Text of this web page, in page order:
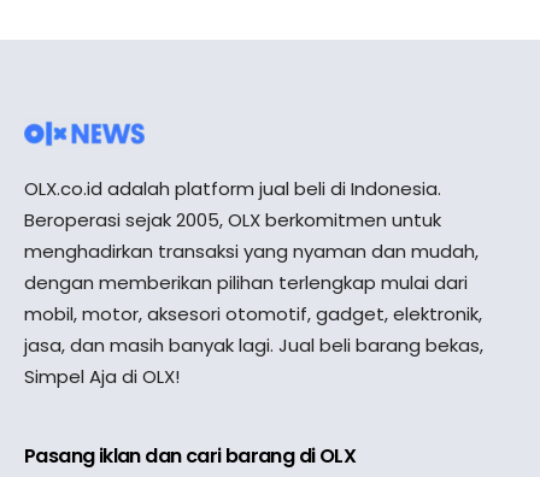
OLX.co.id adalah platform jual beli di Indonesia.
Beroperasi sejak 2005, OLX berkomitmen untuk
menghadirkan transaksi yang nyaman dan mudah,
dengan memberikan pilihan terlengkap mulai dari
mobil, motor, aksesori otomotif, gadget, elektronik,
jasa, dan masih banyak lagi. Jual beli barang bekas,
Simpel Aja di OLX!
Pasang iklan dan cari barang di OLX